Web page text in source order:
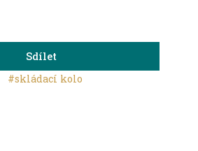
Sdílet
#skládací kolo